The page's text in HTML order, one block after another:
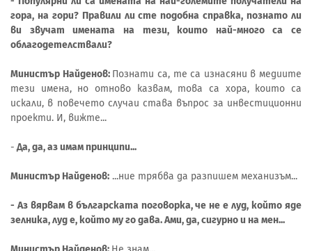
гора, на гори? Правили ли сте подобна справка, познато ли
ви звучат имената на тези, които най-много са се
облагодетелствали?
Министър Найденов: Познати са, те са изнасяни в медиите
тези имена, но отново казвам, това са хора, които са
искали, в повечето случаи става въпрос за инвестиционни
проекти. И, вижте...
-Да, да, аз имам принципи...
Министър Найденов: ...ние трябва да разпишем механизъм...
- Аз вярвам в българската поговорка, че не е луд, който яде
зелника, луд е, който му го дава. Ами, да, сигурно и на мен...